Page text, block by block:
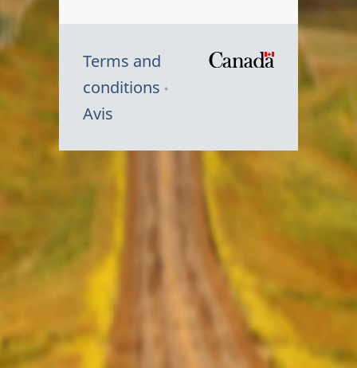
Terms and
conditions
Avis
Symbole
Canada